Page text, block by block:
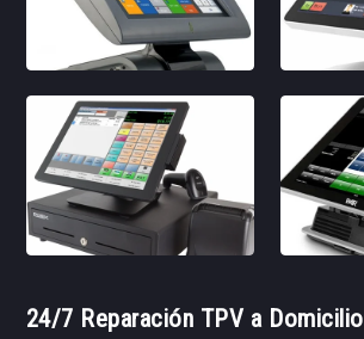
24/7 Reparación TPV a Domicilio